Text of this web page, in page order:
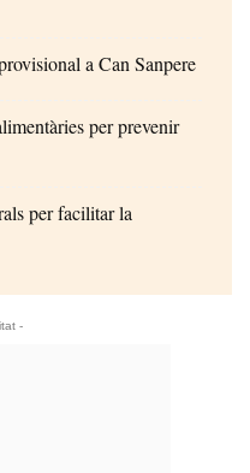
a Can Sanpere
per prevenir
per facilitar la
-